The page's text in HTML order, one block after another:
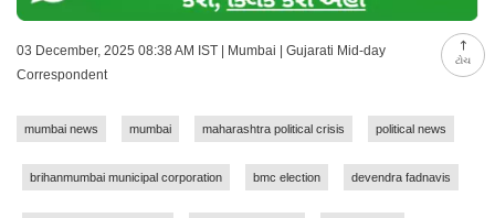
ટોચ
03 December, 2025 08:38 AM IST | Mumbai | Gujarati Mid-day
Correspondent
mumbai news mumbai maharashtra political crisis political news
brihanmumbai municipal corporation bmc election devendra fadnavis